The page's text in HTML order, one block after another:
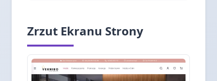
Zrzut Ekranu Strony